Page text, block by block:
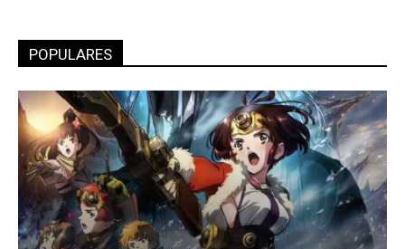
POPULARES